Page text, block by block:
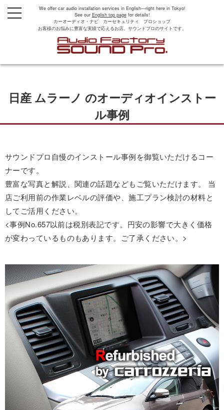
We offer car audio installation services in English—right here in Tokyo!
See our English top pagefor details!
カーオーディオ・ナビ カーセキュリティ プロショップ
お客様のお悩みに豊富な実績で応えるお店。サウンドプロのサイトです。
t
o
a
a
t
n
日産 ムラーノ のオーディオインストー
ル事例
サウンドプロ自慢のインストール事例を御覧いただけるコー
ナーです。
豊富な写真と解説、関連の話題などもご覧いただけます。 当
店ご利用前の作業レベルの評価や、施工プラン検討の材料と
してご活用ください。
<事例No.657以前は税別表記です。円安の影響で大きく価格
が変わっているものもあります。ご了承ください。>